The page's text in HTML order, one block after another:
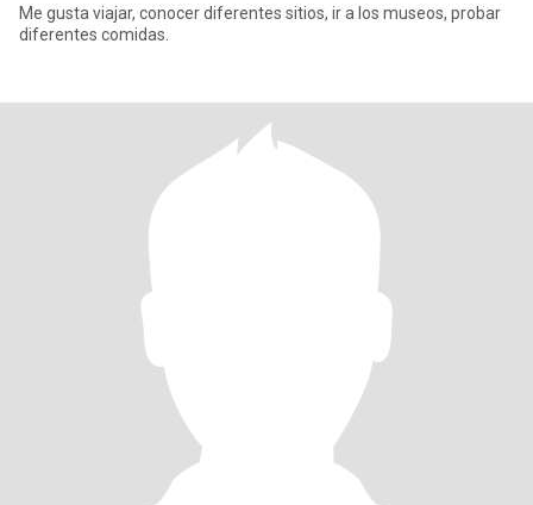
Me gusta viajar, conocer diferentes sitios, ir a los museos, probar
diferentes comidas.